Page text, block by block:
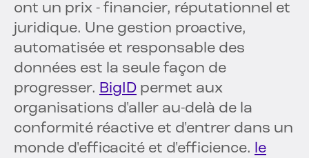
ont un prix - financier, réputationnel et
juridique. Une gestion proactive,
automatisée et responsable des
données est la seule façon de
progresser. BigID permet aux
organisations d'aller au-delà de la
conformité réactive et d'entrer dans un
monde d'efficacité et d'efficience. le